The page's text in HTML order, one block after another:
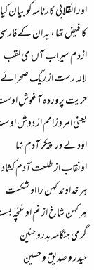
اور انقلابی کارنامہ کو
کا فیض تھا ، یہ ان کے
ازدم سیراب آں می لقب
لالہ رست از ریگ
حریت پروردہ آغوش
یعنی امروزامم از دوش
اودلے در پیکر آدم نہا
اونقاب از طلعت آدم کشاد
ہر خداوند کہن را او شکست
ہر کہن شاخ از نم او غنچہ
گرمی ہنگامہ بدرو حنین
حیدر و صدیق و حسین